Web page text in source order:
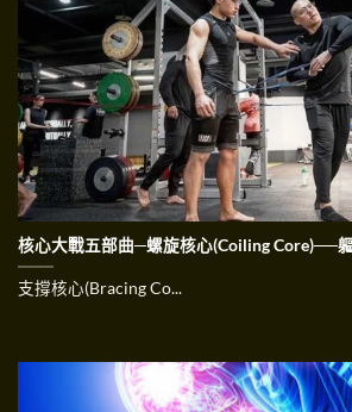
核心大戰五部曲─螺旋核心(Coiling Core)──
支撐核心(Bracing Co...